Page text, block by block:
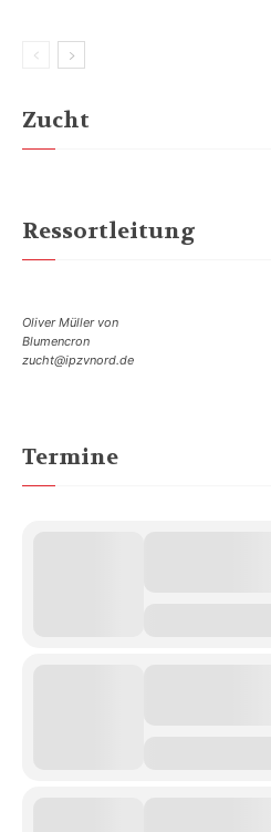
Zucht
Ressortleitung
Oliver Müller von
Blumencron
zucht@ipzvnord.de
Termine